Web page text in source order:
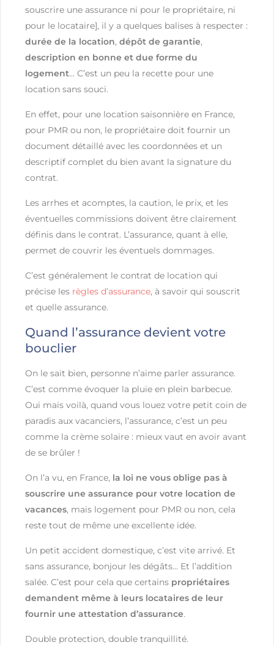
souscrire une assurance ni pour le propriétaire, ni
pour le locataire], il y a quelques balises à respecter :
durée de la location,dépôt de garantie,
description en bonne et due forme du
logement… C’est un peu la recette pour une
location sans souci.
En effet, pour une location saisonnière en France,
pour PMR ou non, le propriétaire doit fournir un
document détaillé avec les coordonnées et un
descriptif complet du bien avant la signature du
contrat.
Les arrhes et acomptes, la caution, le prix, et les
éventuelles commissions doivent être clairement
définis dans le contrat. L’assurance, quant à elle,
permet de couvrir les éventuels dommages.
C’est généralement le contrat de location qui
précise les règles d’assurance, à savoir qui souscrit
et quelle assurance.
Quand l’assurance devient votre
bouclier
On le sait bien, personne n’aime parler assurance.
C’est comme évoquer la pluie en plein barbecue.
Oui mais voilà, quand vous louez votre petit coin de
paradis aux vacanciers, l’assurance, c’est un peu
comme la crème solaire : mieux vaut en avoir avant
de se brûler !
On l’a vu, en France, la loi ne vous oblige pas à
souscrire une assurance pour votre location de
vacances, mais logement pour PMR ou non, cela
reste tout de même une excellente idée.
Un petit accident domestique, c’est vite arrivé. Et
sans assurance, bonjour les dégâts… Et l’addition
salée. C’est pour cela que certains propriétaires
demandent même à leurs locataires de leur
fournir une attestation d’assurance.
Double protection, double tranquillité.